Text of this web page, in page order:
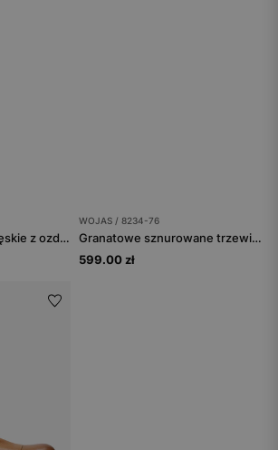
Brązowe workery męskie z ozdobną pikowaną cholewką
WOJAS / 8234-76
Granatowe sznurowane trzewiki męskie
599.00 zł